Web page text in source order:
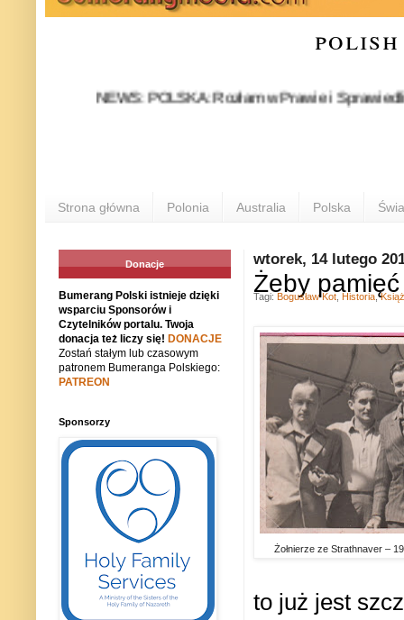
NEWS: POLSKA: Rozłam w Prawie i
Strona główna Polonia Australia Polska
wtorek, 14 lutego
Żeby
Żołnierze ze Strathnaver –
to już jest
Tagi: Bogusław Kot Historia ,
Donacje
Bumerang Polski istnieje dzięki
wsparciu Sponsorów i
Czytelników portalu. Twoja
donacja też liczy się! DONACJE
Zostań stałym lub czasowym
patronem Bumeranga Polskiego:
PATREON
Sponsorzy